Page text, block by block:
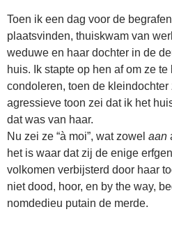
Toen ik een dag voor de
plaatsvinden, thuiskwam van
weduwe en haar dochter in de
huis. Ik stapte op hen af om ze
condoleren, toen de
agressieve toon zei dat ik het
dat was van haar.
Nu zei ze “à moi”, wat zowel aan
het is waar dat zij de enige
volkomen verbijsterd door haar
niet dood, hoor, en by the way,
nomdedieu putain de merde.